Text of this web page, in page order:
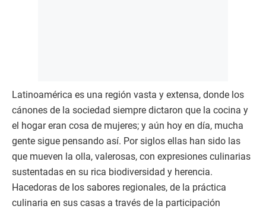
Latinoamérica es una región vasta y extensa, donde los
cánones de la sociedad siempre dictaron que la cocina y
el hogar eran cosa de mujeres; y aún hoy en día, mucha
gente sigue pensando así. Por siglos ellas han sido las
que mueven la olla, valerosas, con expresiones culinarias
sustentadas en su rica biodiversidad y herencia.
Hacedoras de los sabores regionales, de la práctica
culinaria en sus casas a través de la participación